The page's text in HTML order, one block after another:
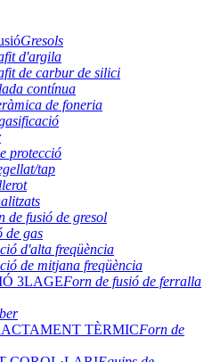
Gresols
d'argila
de carbur de silici
contínua
de foneria
protecció
tap
de fusió de gresol
de gas
d'alta freqüència
de mitjana freqüència
Forn de fusió de ferralla
Forn de